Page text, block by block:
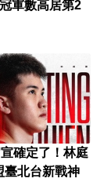
軍數高居第2
確定了！林庭
臺北台新戰神